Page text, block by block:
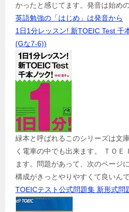
かったと感じてます。発音は始めの
英語勉強の「はじめ」は発音から
1日1分レッスン! 新TOEIC Test 千
(Gな7-6))
緑本と呼ばれるこのシリーズは文
く電車の中でも出来ます。 ＴＯＥ
ます。問題があって、次のページ
構成がきっとやりやすくて良いんで
TOEICテスト公式問題集 新形式問